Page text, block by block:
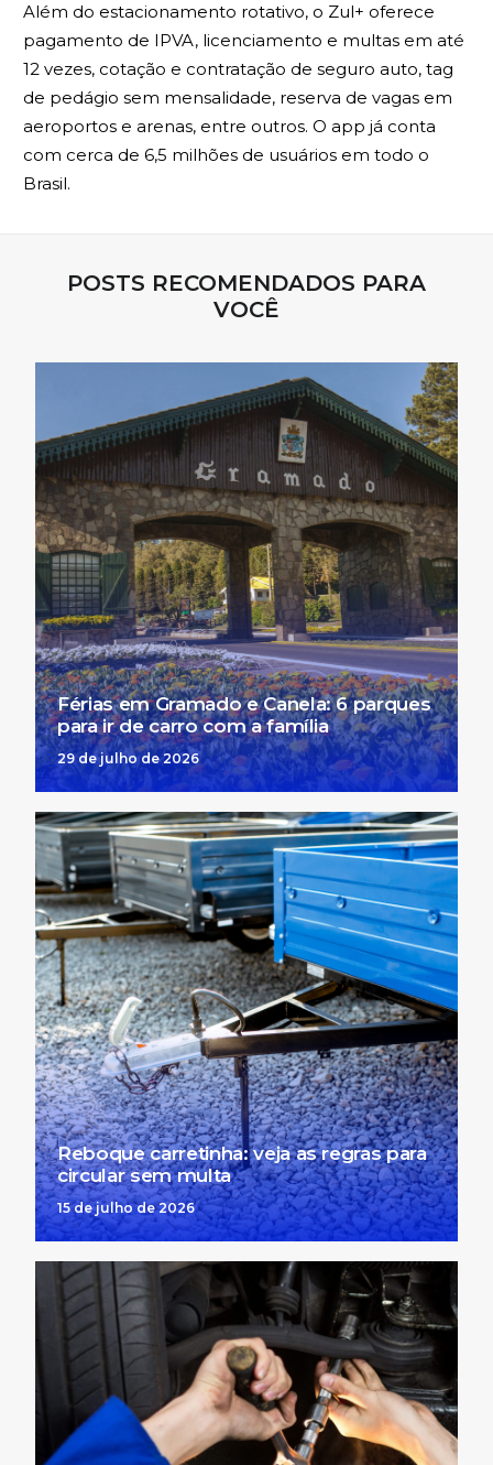
Além do estacionamento rotativo, o Zul+ oferece
pagamento de IPVA, licenciamento e multas em até
12 vezes, cotação e contratação de seguro auto, tag
de pedágio sem mensalidade, reserva de vagas em
aeroportos e arenas, entre outros. O app já conta
com cerca de 6,5 milhões de usuários em todo o
Brasil.
POSTS RECOMENDADOS PARA
VOCÊ
Férias em Gramado e Canela: 6 parques
para ir de carro com a família
29 de julho de 2026
Reboque carretinha: veja as regras para
circular sem multa
15 de julho de 2026